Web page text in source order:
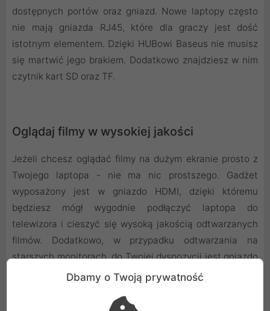
dostępnych portów oraz gniazd. Nowe laptopy często
nie mają gniazda RJ45, które dla graczy jest dość
istotnym elementem. Dzięki HUBowi Baseus nie musisz
się martwić jego brakiem. Dodatkowo znajdziesz w nim
czytnik kart SD oraz TF.
Oglądaj filmy w wysokiej jakości
Jeżeli chcesz oglądać filmy na dużym ekranie prosto z
Twojego laptopa - nie ma nic prostszego. Gadżet
wyposażony jest w gniazdo HDMI, dzięki któremu
będziesz mógł wygodnie podłączyć laptopa do
telewizora i cieszyć się wysoką jakością odtwarzanych
filmów. Dodatkowo, w przypadku odtwarzania na
starszych monitorach, do Twojej dyspozycji jest gniazdo
Dbamy o Twoją prywatność